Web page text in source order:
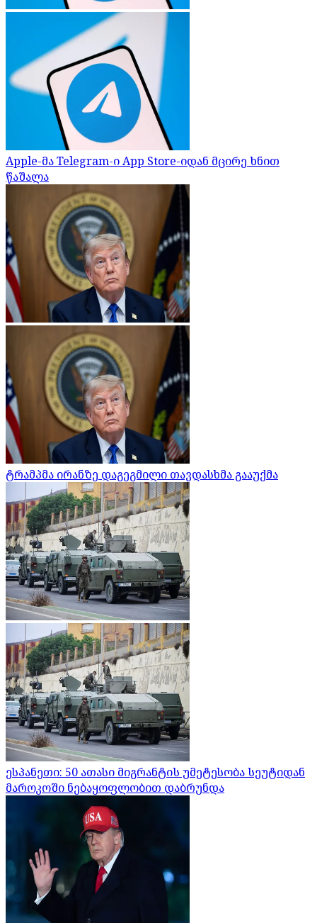
Apple-მა Telegram-ი App Store-იდან მცირე ხნით
წაშალა
ტრამპმა ირანზე დაგეგმილი თავდასხმა გააუქმა
ესპანეთი: 50 ათასი მიგრანტის უმეტესობა სეუტიდან
მაროკოში ნებაყოფლობით დაბრუნდა